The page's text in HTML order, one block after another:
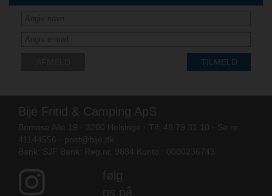
TILMELD
Bijé Fritid & Camping ApS
Bomose Alle 19 · 3200 Helsinge · Tlf: 48 79 31 10 · Se nr.
41144556 · post@bije.dk
Bank: SJF Bank: Reg.nr. 9884 Konto : 0000236743
følg
os på